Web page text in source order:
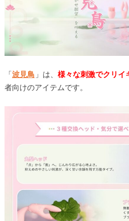
「波見鳥 」は、 様々な刺激でクリイ
者向けのアイテムです。